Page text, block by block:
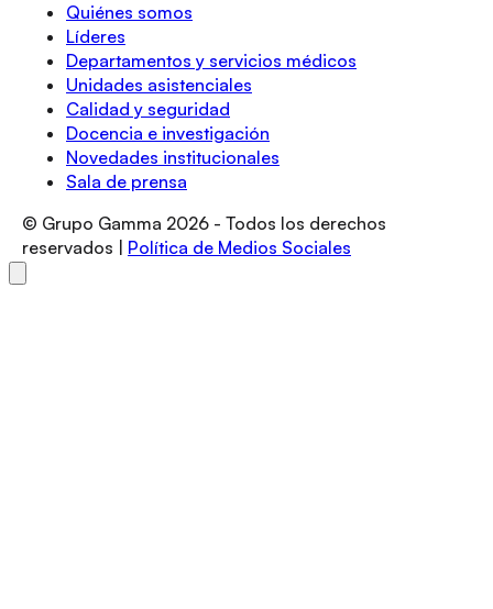
Quiénes somos
Líderes
Departamentos y servicios médicos
Unidades asistenciales
Calidad y seguridad
Docencia e investigación
Novedades institucionales
Sala de prensa
© Grupo Gamma 2026 - Todos los derechos
reservados |
Política de Medios Sociales